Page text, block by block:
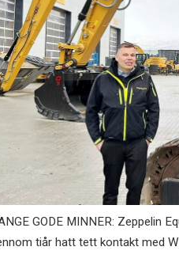
GODE MINNER: Zeppelin
tiår hatt tett kontakt med